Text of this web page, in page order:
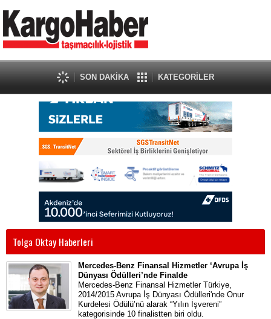
SON DAKİKA KATEGORİLER
Tolga Oktay Haberleri
Mercedes-Benz Finansal Hizmetler ‘Avrupa İş
Dünyası Ödülleri’nde Finalde
Mercedes-Benz Finansal Hizmetler Türkiye,
2014/2015 Avrupa İş Dünyası Ödülleri'nde Onur
Kurdelesi Ödülü’nü alarak “Yılın İşvereni”
kategorisinde 10 finalistten biri oldu.